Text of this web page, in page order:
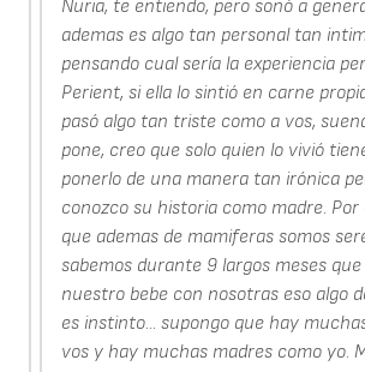
Nuria, te entiendo, pero sonó a
ademas es algo tan personal tan
pensando cual sería la experiencia
Perient, si ella lo sintió en carne
pasó algo tan triste como a vos,
pone, creo que solo quien lo vivió
ponerlo de una manera tan irónica
conozco su historia como madre.
que ademas de mamiferas somos
sabemos durante 9 largos meses
nuestro bebe con nosotras eso algo
es instinto... supongo que hay
vos y hay muchas madres como yo.